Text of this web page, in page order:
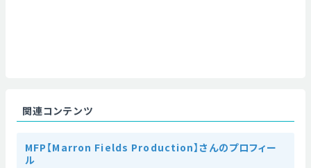
関連コンテンツ
MFP【Marron Fields Production】さんのプロフィー
ル